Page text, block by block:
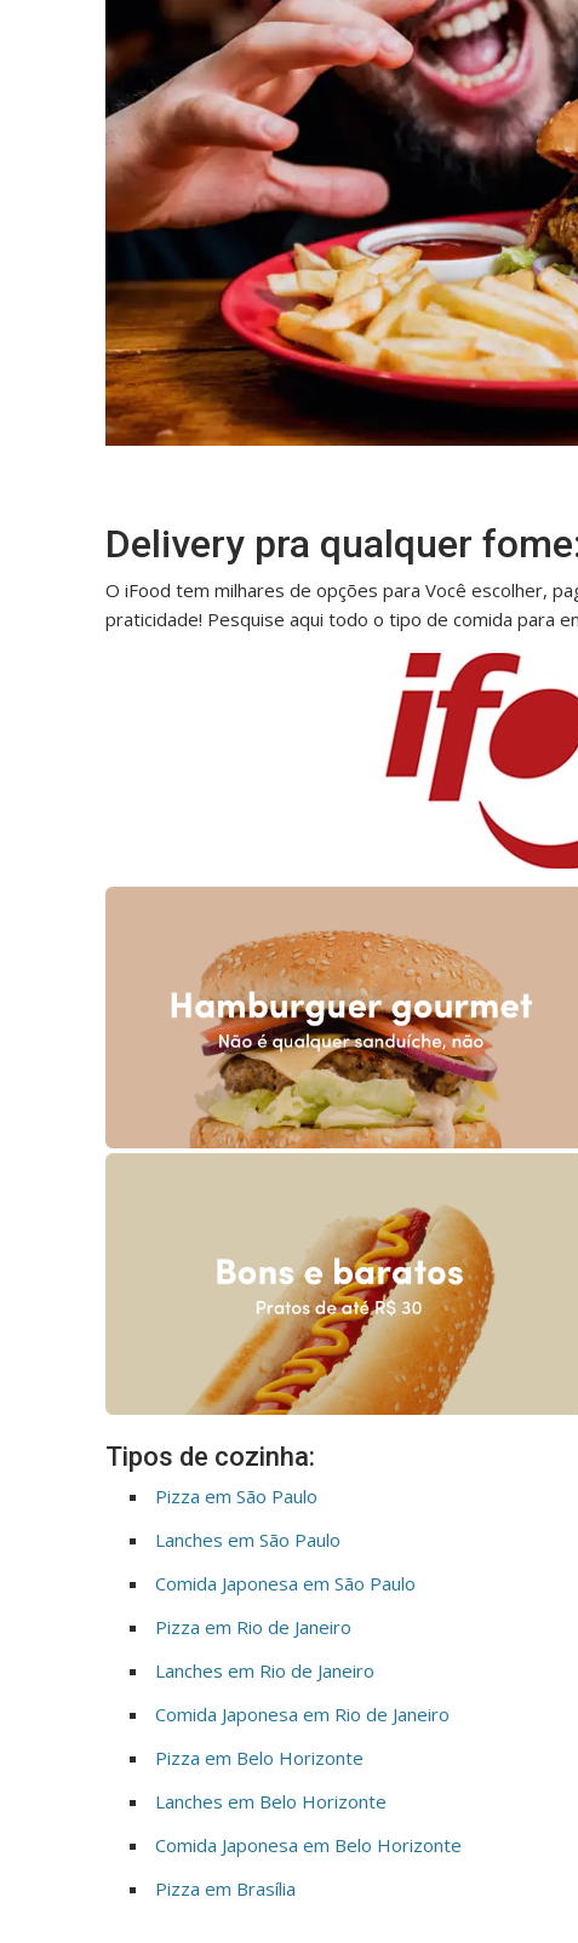
Delivery pra qualquer
O iFood tem milhares de opções para Você escolher,
praticidade! Pesquise aqui todo o tipo de comida para
Tipos de cozinha:
Pizza em São Paulo
Lanches em São Paulo
Comida Japonesa em São Paulo
Pizza em Rio de Janeiro
Lanches em Rio de Janeiro
Comida Japonesa em Rio de Janeiro
Pizza em Belo Horizonte
Lanches em Belo Horizonte
Comida Japonesa em Belo Horizonte
Pizza em Brasília